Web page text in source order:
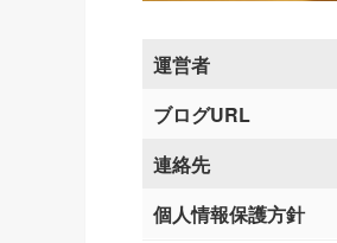
運営者
ブログURL
連絡先
個人情報保護方針